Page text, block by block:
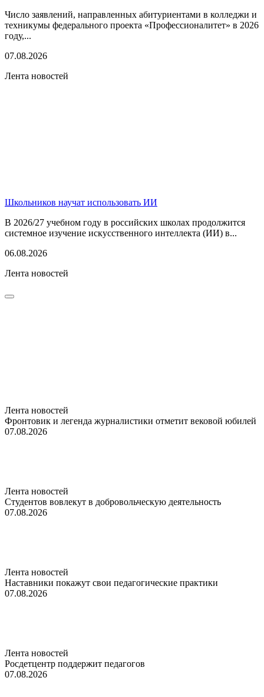
Число заявлений, направленных абитуриентами в колледжи и
техникумы федерального проекта «Профессионалитет» в 2026
году,...
07.08.2026
Лента новостей
Школьников научат использовать ИИ
В 2026/27 учебном году в российских школах продолжится
системное изучение искусственного интеллекта (ИИ) в...
06.08.2026
Лента новостей
Лента новостей
Фронтовик и легенда журналистики отметит вековой юбилей
07.08.2026
Лента новостей
Студентов вовлекут в добровольческую деятельность
07.08.2026
Лента новостей
Наставники покажут свои педагогические практики
07.08.2026
Лента новостей
Росдетцентр поддержит педагогов
07.08.2026